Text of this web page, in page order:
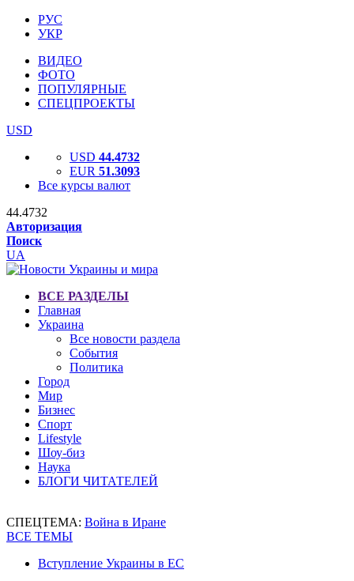
РУС
УКР
ВИДЕО
ФОТО
ПОПУЛЯРНЫЕ
СПЕЦПРОЕКТЫ
USD
USD 44.4732
EUR 51.3093
Все курсы валют
44.4732
Авторизация
Поиск
UA
ВСЕ РАЗДЕЛЫ
Главная
Украина
Все новости раздела
События
Политика
Город
Мир
Бизнес
Спорт
Lifestyle
Шоу-биз
Наука
БЛОГИ ЧИТАТЕЛЕЙ
СПЕЦТЕМА: Война в Иране
ВСЕ ТЕМЫ
Вступление Украины в ЕС